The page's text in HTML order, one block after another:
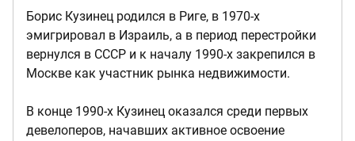
Борис Кузинец родился в Риге, в 1970-х
эмигрировал в Израиль, а в период перестройки
вернулся в СССР и к началу 1990-х закрепился в
Москве как участник рынка недвижимости.
В конце 1990-х Кузинец оказался среди первых
девелоперов, начавших активное освоение